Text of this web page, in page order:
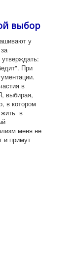
выбор
у
При
в
выбирая,
в котором
в
меня не
и примут